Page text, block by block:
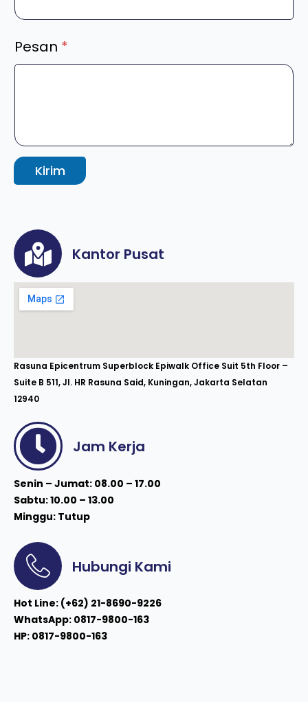
Pesan *
Kirim
Kantor Pusat
Rasuna Epicentrum Superblock Epiwalk Office Suit 5th Floor –
Suite B 511, Jl. HR Rasuna Said, Kuningan, Jakarta Selatan
12940
Jam Kerja
Senin – Jumat: 08.00 – 17.00
Sabtu: 10.00 – 13.00
Minggu: Tutup
Hubungi Kami
Hot Line: (+62) 21-8690-9226
WhatsApp: 0817-9800-163
HP: 0817-9800-163